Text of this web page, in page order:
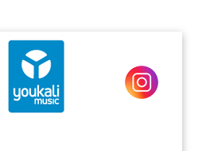
EXPOSE FRAMEWORK FOR JOOMLA 2.5 AND 3.0+